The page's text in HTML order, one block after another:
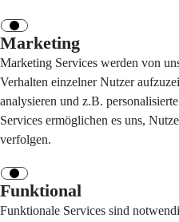
Marketing
Marketing Services werden von
Verhalten einzelner Nutzer
analysieren und z.B.
Services ermöglichen es uns,
verfolgen.
Funktional
Funktionale Services sind